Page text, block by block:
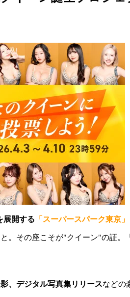
展開する 「スーパースパーク東京」
。その座こそが"クイーン"の証。
、デジタル写真集リリースなどの